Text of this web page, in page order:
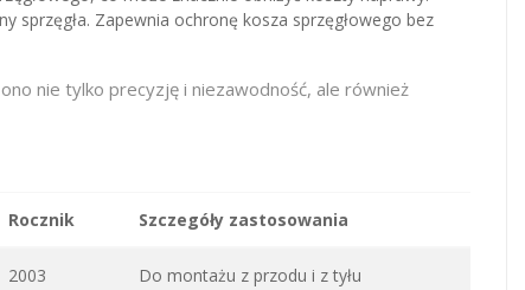
Zapewnia ochronę kosza sprzęgłowego bez
nie tylko precyzję i niezawodność, ale również
Rocznik Szczegóły zastosowania
2003 Do montażu z przodu i z tyłu